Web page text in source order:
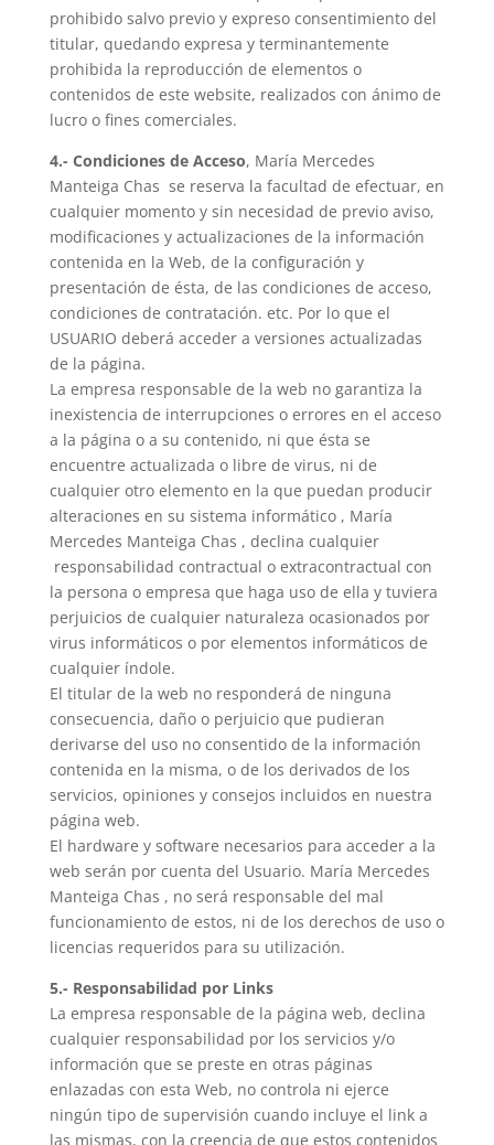
prohibido salvo previo y expreso consentimiento del
titular, quedando expresa y terminantemente
prohibida la reproducción de elementos o
contenidos de este website, realizados con ánimo de
lucro o fines comerciales.
4.- Condiciones de Acceso, María Mercedes
Manteiga Chas se reserva la facultad de efectuar, en
cualquier momento y sin necesidad de previo aviso,
modificaciones y actualizaciones de la información
contenida en la Web, de la configuración y
presentación de ésta, de las condiciones de acceso,
condiciones de contratación. etc. Por lo que el
USUARIO deberá acceder a versiones actualizadas
de la página.
La empresa responsable de la web no garantiza la
inexistencia de interrupciones o errores en el acceso
a la página o a su contenido, ni que ésta se
encuentre actualizada o libre de virus, ni de
cualquier otro elemento en la que puedan producir
alteraciones en su sistema informático , María
Mercedes Manteiga Chas , declina cualquier
responsabilidad contractual o extracontractual con
la persona o empresa que haga uso de ella y tuviera
perjuicios de cualquier naturaleza ocasionados por
virus informáticos o por elementos informáticos de
cualquier índole.
El titular de la web no responderá de ninguna
consecuencia, daño o perjuicio que pudieran
derivarse del uso no consentido de la información
contenida en la misma, o de los derivados de los
servicios, opiniones y consejos incluidos en nuestra
página web.
El hardware y software necesarios para acceder a la
web serán por cuenta del Usuario. María Mercedes
Manteiga Chas , no será responsable del mal
funcionamiento de estos, ni de los derechos de uso o
licencias requeridos para su utilización.
5.- Responsabilidad por Links
La empresa responsable de la página web, declina
cualquier responsabilidad por los servicios y/o
información que se preste en otras páginas
enlazadas con esta Web, no controla ni ejerce
ningún tipo de supervisión cuando incluye el link a
las mismas, con la creencia de que estos contenidos